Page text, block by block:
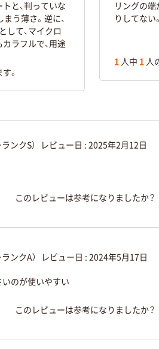
と、判っていな
う薄さ。逆に、
して、マイクロ
ラフルで、用途
。
リングの
りしてない
1人中 1人
ンクS） レビュー日 : 2025年2月12日
このレビューは参考になりましたか？
ンクA） レビュー日 : 2024年5月17日
のが使いやすい
このレビューは参考になりましたか？